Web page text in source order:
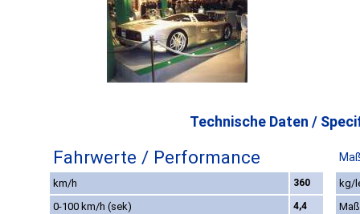
Technische Daten /
Fahrwerte / Performance
km/h 360
kg/
0-100 km/h (sek)
4,4